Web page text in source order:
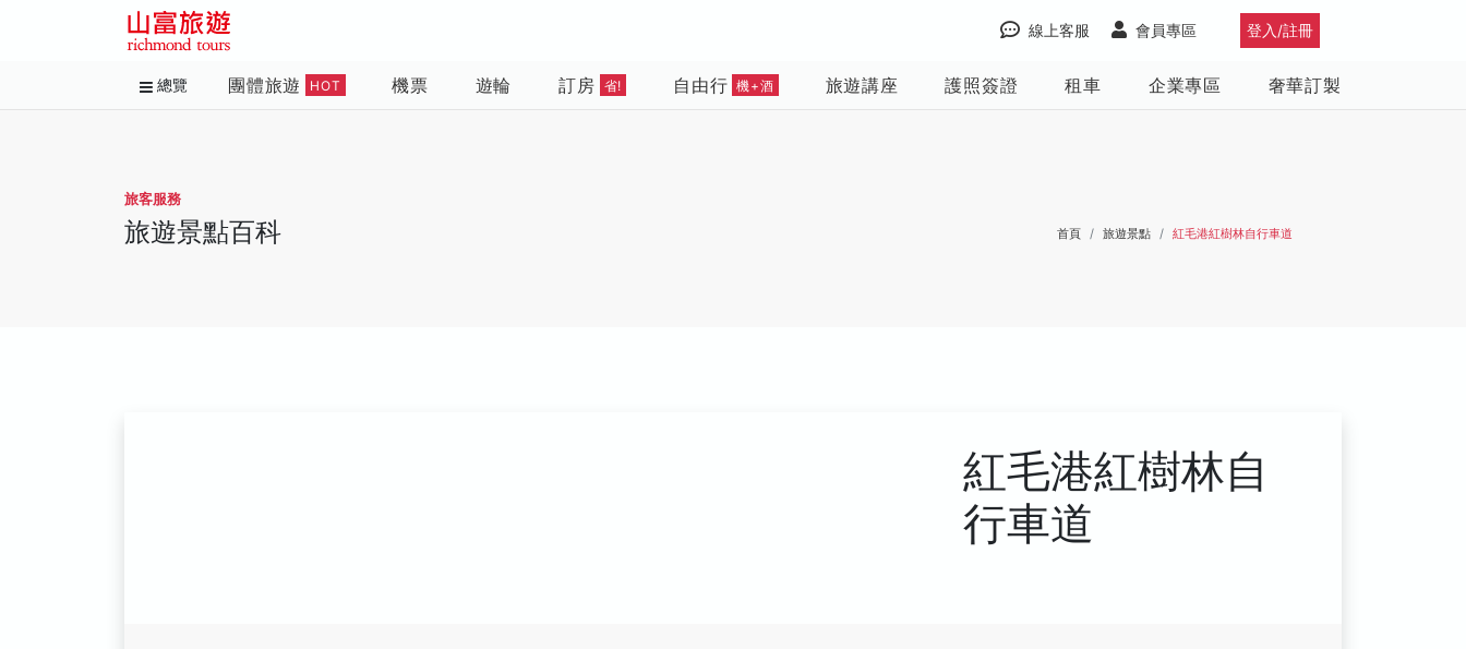
登入/註冊
會員專區
線上客服
總覽 團體旅遊 HOT 機票 遊輪 訂房 省! 自由行 機+酒 旅遊講座 護照簽證 租車 企業專區 奢華訂製
旅客服務
旅遊景點百科 首頁 旅遊景點 紅毛港紅樹林自行車道
紅毛港紅樹林自
行車道